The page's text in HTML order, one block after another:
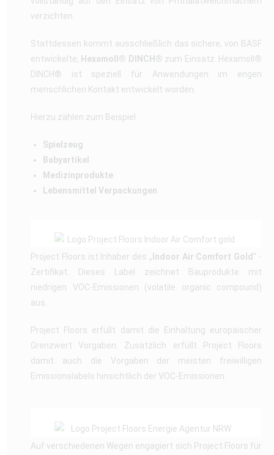
verzichten.
Stattdessen kommt ausschließlich das sichere, von BASF
entwickelte, Hexamoll® DINCH® zum Einsatz. Hexamoll®
DINCH® ist speziell für Anwendungen im engen
menschlichen Kontakt entwickelt worden.
Hierzu zählen zum Beispiel
Spielzeug
Babyartikel
Medizinprodukte
Lebensmittel Verpackungen
Project Floors ist Inhaber des „ Indoor Air Comfort Gold “ -
Zertifikat. Dieses Label zeichnet Bauprodukte mit
niedrigen VOC-Emissionen (volatile organic compound)
aus.
Project Floors erfüllt damit die Einhaltung europäischer
Grenzwert Vorgaben. Zusätzlich erfüllt Project Floors
damit auch die Vorgaben der meisten freiwilligen
Emissionslabels hinsichtlich der VOC-Emissionen.
Auf verschiedenen Wegen engagiert sich Project Floors für